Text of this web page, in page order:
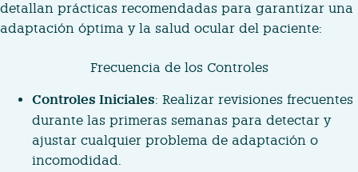
detallan prácticas recomendadas para garantizar una
adaptación óptima y la salud ocular del paciente:
Frecuencia de los Controles
Controles Iniciales: Realizar revisiones frecuentes
durante las primeras semanas para detectar y
ajustar cualquier problema de adaptación o
incomodidad.